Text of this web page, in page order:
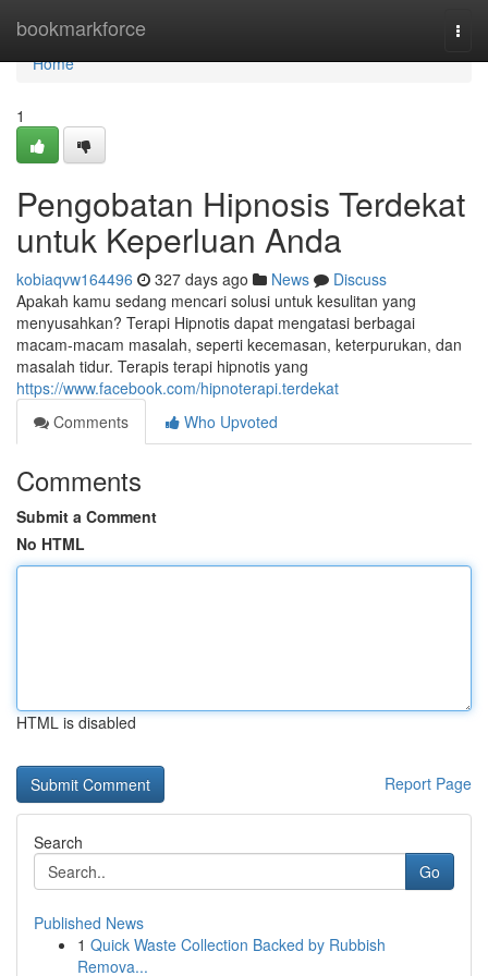
bookmarkforce
Home
Home
1
Pengobatan Hipnosis Terdekat
untuk Keperluan Anda
kobiaqvw164496 327 days ago News
Discuss
Apakah kamu sedang mencari solusi untuk kesulitan yang
menyusahkan? Terapi Hipnotis dapat mengatasi berbagai
macam-macam masalah, seperti kecemasan, keterpurukan, dan
masalah tidur. Terapis terapi hipnotis yang
https://www.facebook.com/hipnoterapi.terdekat
Comments
Who Upvoted
Comments
Submit a Comment
No HTML
HTML is disabled
Report Page
Search
Go
Published News
1 Quick Waste Collection Backed by Rubbish
Remova...